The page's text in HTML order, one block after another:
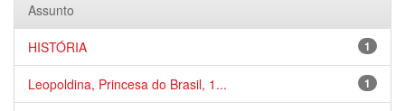
Assunto
1
HISTÓRIA
1
Leopoldina, Princesa do Brasil, 1...